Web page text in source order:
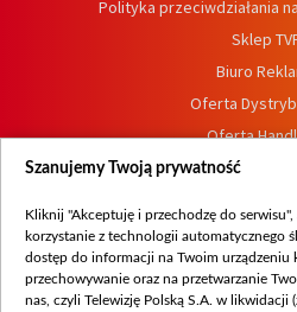
Polityka przeciwdziałania
Sklep
Biuro
Oferta
Oferta
Dostępność
Procedura zgłoszeń
Szanujemy Twoją prywatność
Kliknij "Akceptuję i przechodzę do
korzystanie z technologii automatycznego
dostęp do informacji na Twoim urządzeniu
przechowywanie oraz na przetwarzanie
nas, czyli Telewizję Polską S.A. w likwidacji